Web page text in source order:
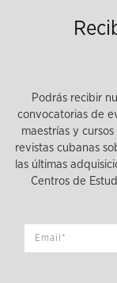
Podrás recibir
convocatorias de
maestrías y
revistas cubanas
las últimas
Centros de